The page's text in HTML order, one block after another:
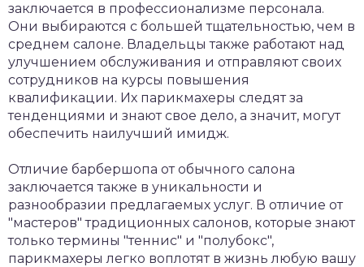
заключается в профессионализме персонала.
Они выбираются с большей тщательностью, чем в
среднем салоне. Владельцы также работают над
улучшением обслуживания и отправляют своих
сотрудников на курсы повышения
квалификации. Их парикмахеры следят за
тенденциями и знают свое дело, а значит, могут
обеспечить наилучший имидж.
Отличие барбершопа от обычного салона
заключается также в уникальности и
разнообразии предлагаемых услуг. В отличие от
"мастеров" традиционных салонов, которые знают
только термины "теннис" и "полубокс",
парикмахеры легко воплотят в жизнь любую вашу